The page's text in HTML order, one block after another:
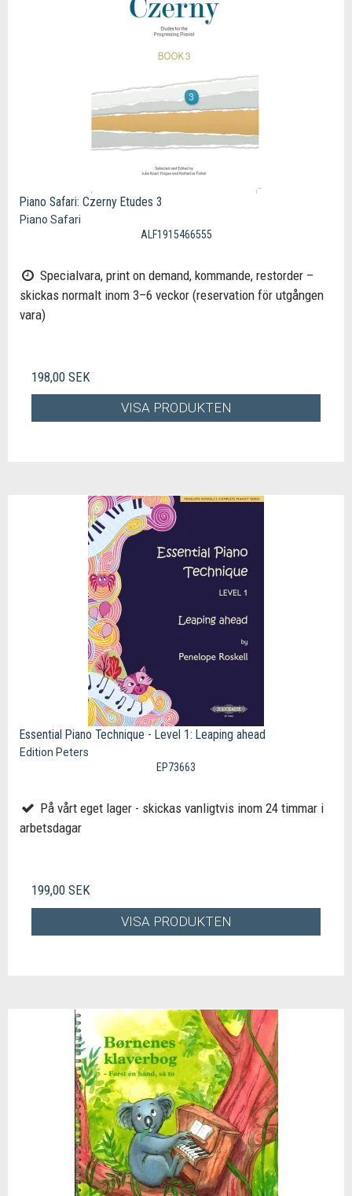
Piano Safari: Czerny Etudes 3
Piano Safari
ALF1915466555
Specialvara, print on demand, kommande, restorder –
skickas normalt inom 3–6 veckor (reservation för utgången
vara)
198,00 SEK
VISA PRODUKTEN
Essential Piano Technique - Level 1: Leaping ahead
Edition Peters
EP73663
På vårt eget lager - skickas vanligtvis inom 24 timmar i
arbetsdagar
199,00 SEK
VISA PRODUKTEN